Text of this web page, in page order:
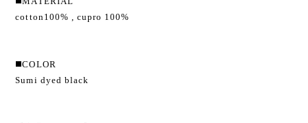
cotton100% , cupro 100%
◼️COLOR
Sumi dyed black